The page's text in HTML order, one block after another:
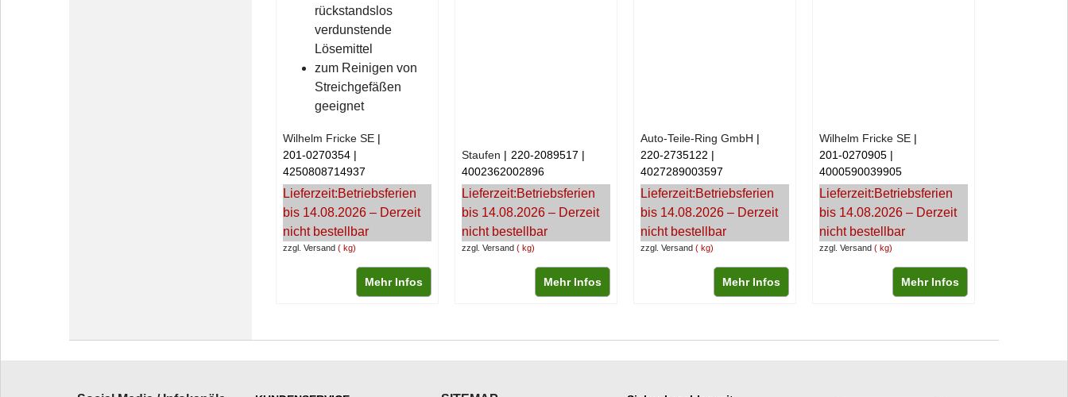
rückstandslos
verdunstende
Lösemittel
zum Reinigen von
Streichgefäßen
geeignet
zzgl. Versand kg
Wilhelm Fricke SE
201-0270354
4250808714937
Lieferzeit:Betriebsferien
bis 14.08.2026 – Derzeit
nicht bestellbar
Mehr Infos
zzgl. Versand kg
Staufen
220-2089517
4002362002896
Lieferzeit:Betriebsferien
bis 14.08.2026 – Derzeit
nicht bestellbar
Mehr Infos
zzgl. Versand kg
Auto-Teile-Ring GmbH
220-2735122
4027289003597
Lieferzeit:Betriebsferien
bis 14.08.2026 – Derzeit
nicht bestellbar
Mehr Infos
zzgl. Versand kg
Wilhelm Fricke SE
201-0270905
4000590039905
Lieferzeit:Betriebsferien
bis 14.08.2026 – Derzeit
nicht bestellbar
Mehr Infos